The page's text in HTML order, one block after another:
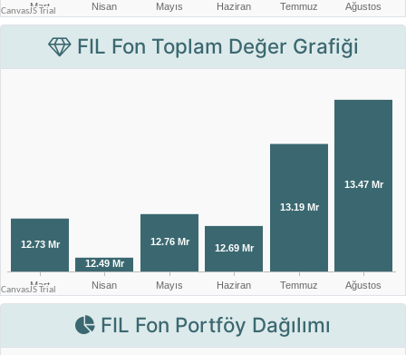
FIL Fon Toplam Değer Grafiği
FIL Fon Portföy Dağılımı